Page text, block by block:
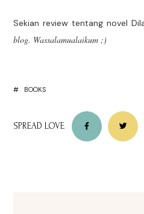
Sekian review tentang novel
blog. Wassalamualaikum ;)
BOOKS